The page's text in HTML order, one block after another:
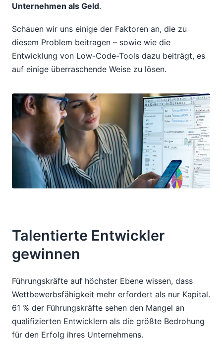
Unternehmen als Geld.
Schauen wir uns einige der Faktoren an, die zu
diesem Problem beitragen – sowie wie die
Entwicklung von Low-Code-Tools dazu beiträgt, es
auf einige überraschende Weise zu lösen.
Talentierte Entwickler
gewinnen
Führungskräfte auf höchster Ebene wissen, dass
Wettbewerbsfähigkeit mehr erfordert als nur Kapital.
61 % der Führungskräfte sehen den Mangel an
qualifizierten Entwicklern als die größte Bedrohung
für den Erfolg ihres Unternehmens.